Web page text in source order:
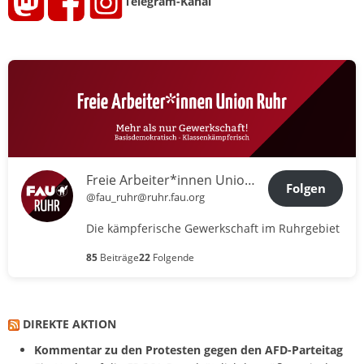
Freie Arbeiter*innen Union Ruhr
@fau_ruhr@ruhr.fau.org
Folgen
Die kämpferische Gewerkschaft im Ruhrgebiet
85 Beiträge22 Folgende
DIREKTE AKTION
Kommentar zu den Protesten gegen den AFD-Parteitag